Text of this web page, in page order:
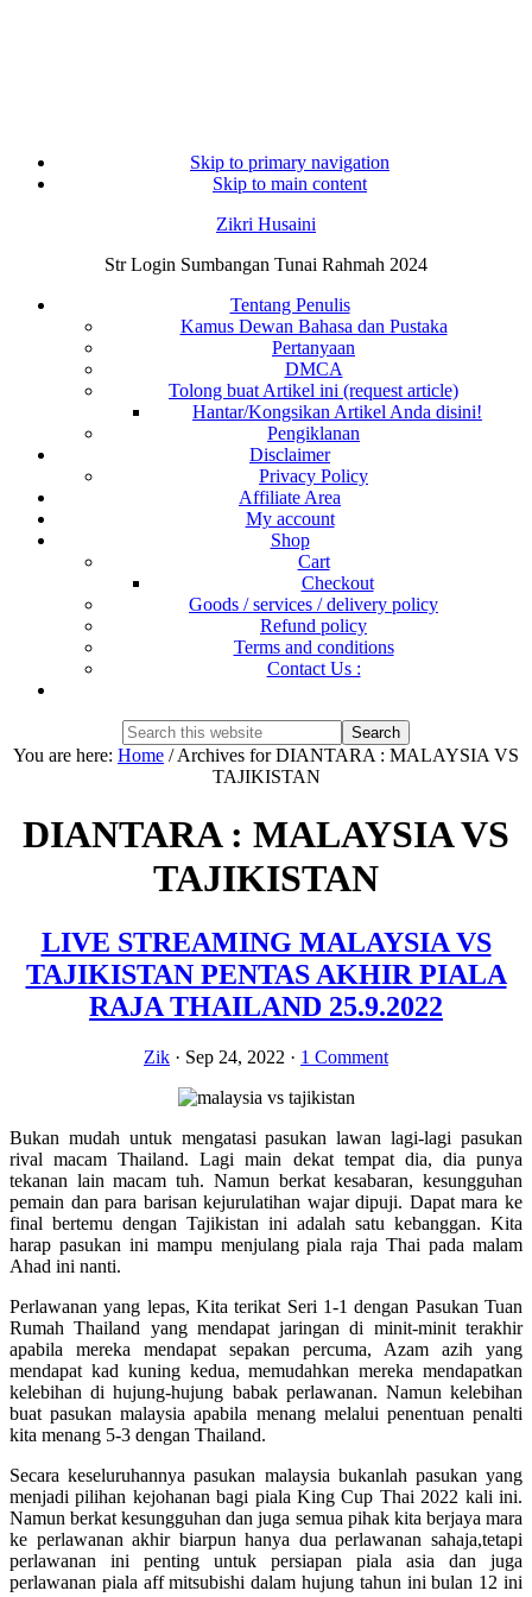
Skip to primary navigation
Skip to main content
Zikri Husaini
Str Login Sumbangan Tunai Rahmah 2024
Tentang Penulis
Kamus Dewan Bahasa dan Pustaka
Pertanyaan
DMCA
Tolong buat Artikel ini (request article)
Hantar/Kongsikan Artikel Anda disini!
Pengiklanan
Disclaimer
Privacy Policy
Affiliate Area
My account
Shop
Cart
Checkout
Goods / services / delivery policy
Refund policy
Terms and conditions
Contact Us :
Search
this
Hide
Search
You are here: Home /Archives for DIANTARA : MALAYSIA VS
TAJIKISTAN
DIANTARA : MALAYSIA VS
TAJIKISTAN
LIVE STREAMING MALAYSIA VS
TAJIKISTAN PENTAS AKHIR PIALA
RAJA THAILAND 25.9.2022
Zik · Sep 24, 2022 · 1 Comment
Bukan mudah untuk mengatasi pasukan lawan lagi-lagi pasukan
rival macam Thailand. Lagi main dekat tempat dia, dia punya
tekanan lain macam tuh. Namun berkat kesabaran, kesungguhan
pemain dan para barisan kejurulatihan wajar dipuji. Dapat mara ke
final bertemu dengan Tajikistan ini adalah satu kebanggan. Kita
harap pasukan ini mampu menjulang piala raja Thai pada malam
Ahad ini nanti.
Perlawanan yang lepas, Kita terikat Seri 1-1 dengan Pasukan Tuan
Rumah Thailand yang mendapat jaringan di minit-minit terakhir
apabila mereka mendapat sepakan percuma, Azam azih yang
mendapat kad kuning kedua, memudahkan mereka mendapatkan
kelebihan di hujung-hujung babak perlawanan. Namun kelebihan
buat pasukan malaysia apabila menang melalui penentuan penalti
kita menang 5-3 dengan Thailand.
Secara keseluruhannya pasukan malaysia bukanlah pasukan yang
menjadi pilihan kejohanan bagi piala King Cup Thai 2022 kali ini.
Namun berkat kesungguhan dan juga semua pihak kita berjaya mara
ke perlawanan akhir biarpun hanya dua perlawanan sahaja,tetapi
perlawanan ini penting untuk persiapan piala asia dan juga
perlawanan piala aff mitsubishi dalam hujung tahun ini bulan 12 ini